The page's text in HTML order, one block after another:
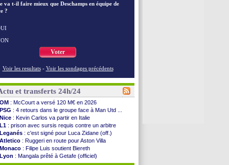
va t-il faire mieux que Deschamps en équipe de
?
Voter
Voir les resultats - Voir les sondages précédents
et transferts 24h/24
OM : McCourt a versé 120 M€ en 2026
PSG : 4 retours dans le groupe face à Man Utd ...
Nice : Kevin Carlos va partir en Italie
L1 : prison avec sursis requis contre un arbitre
Leganés : c'est signé pour Luca Zidane (off.)
Atletico : Ruggeri en route pour Aston Villa
Monaco : Filipe Luis soutient Biereth
Lyon : Mangala prêté à Getafe (officiel)
PSG: Nsoki va signer en Croatie